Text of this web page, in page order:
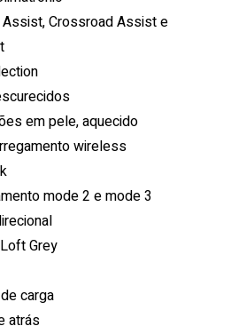
Crossroad Assist e
em pele, aquecido
wireless
mode 2 e mode 3
Grey
carga
atrás